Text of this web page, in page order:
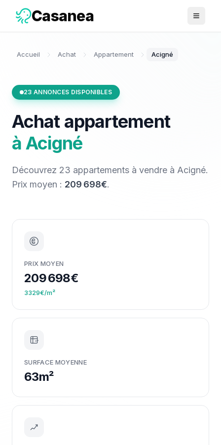
Casanea Ouvrir
Accueil Achat Appartement Acigné
23 ANNONCES DISPONIBLES
Achat appartement
àAcigné
Découvrez 23 appartements à vendre à Acigné.
Prix moyen : 209 698€.
PRIX MOYEN
209 698€
3329€/m²
m²
SURFACE MOYENNE
63m²